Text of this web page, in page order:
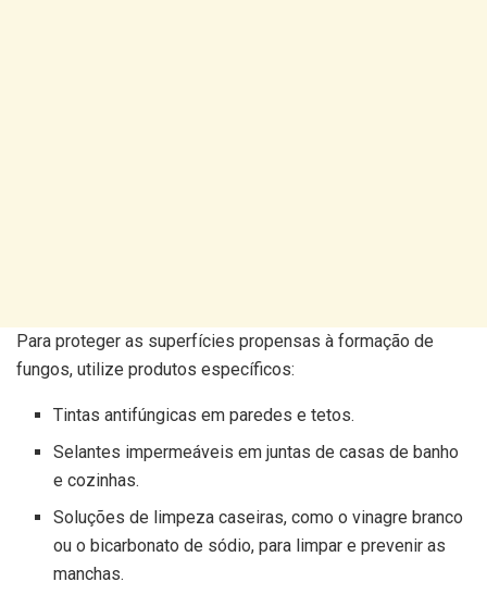
Para proteger as superfícies propensas à formação de
fungos, utilize produtos específicos:
Tintas antifúngicas em paredes e tetos.
Selantes impermeáveis ​​em juntas de casas de banho
e cozinhas.
Soluções de limpeza caseiras, como o vinagre branco
ou o bicarbonato de sódio, para limpar e prevenir as
manchas.